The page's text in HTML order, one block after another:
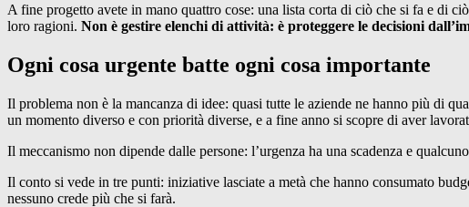
A fine progetto avete in mano quattro cose: una lista corta di ciò che si fa e di
loro ragioni. Non è gestire elenchi di attività: è proteggere le decisioni
Ogni cosa urgente batte ogni cosa importante
Il problema non è la mancanza di idee: quasi tutte le aziende ne hanno più di
un momento diverso e con priorità diverse, e a fine anno si scopre di aver
Il meccanismo non dipende dalle persone: l’urgenza ha una scadenza e
Il conto si vede in tre punti: iniziative lasciate a metà che hanno consumato
nessuno crede più che si farà.